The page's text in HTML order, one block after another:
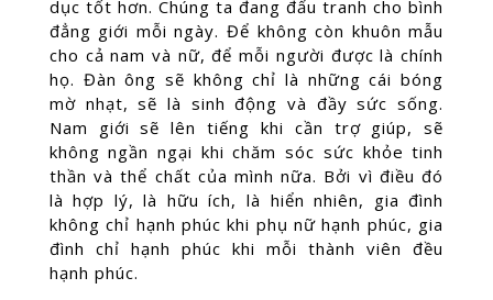
dục tốt hơn. Chúng ta đang đấu tranh cho bình
đẳng giới mỗi ngày. Để không còn khuôn mẫu
cho cả nam và nữ, để mỗi người được là chính
họ. Đàn ông sẽ không chỉ là những cái bóng
mờ nhạt, sẽ là sinh động và đầy sức sống.
Nam giới sẽ lên tiếng khi cần trợ giúp, sẽ
không ngần ngại khi chăm sóc sức khỏe tinh
thần và thể chất của mình nữa. Bởi vì điều đó
là hợp lý, là hữu ích, là hiển nhiên, gia đình
không chỉ hạnh phúc khi phụ nữ hạnh phúc, gia
đình chỉ hạnh phúc khi mỗi thành viên đều
hạnh phúc.